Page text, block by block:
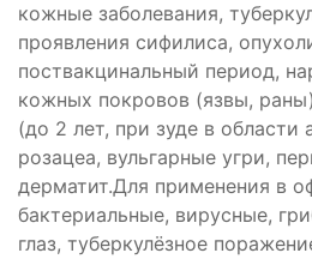
кожные заболевания,
проявления сифилиса,
поствакцинальный период,
кожных покровов (язвы,
(до 2 лет, при зуде в области
розацеа, вульгарные угри,
дерматит.Для применения в
бактериальные, вирусные,
глаз, туберкулёзное